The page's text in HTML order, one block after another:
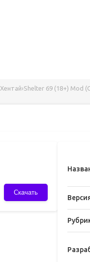
Хентай›Shelter 69 (18+) Mod
Скачать